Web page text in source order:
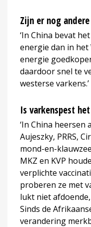
Zijn er nog
‘In China bevat
energie dan in
energie
daardoor snel te
westerse varkens.’
Is varkenspest
‘In China heersen
Aujeszky, PRRS,
mond-en-
MKZ en KVP
verplichte
proberen ze met
lukt niet
Sinds de
verandering